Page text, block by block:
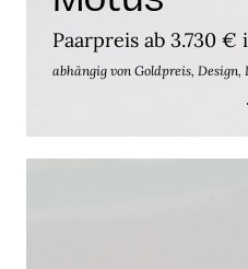
Paarpreis ab 3.730 €
abhängig von Goldpreis,